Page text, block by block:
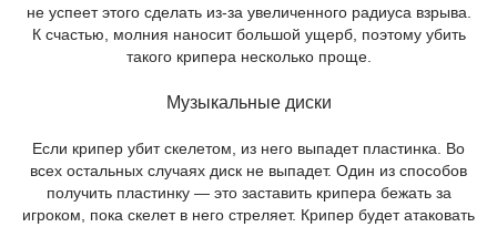
не успеет этого сделать из-за увеличенного радиуса взрыва.
К счастью, молния наносит большой ущерб, поэтому убить
такого крипера несколько проще.
Музыкальные диски
Если крипер убит скелетом, из него выпадет пластинка. Во
всех остальных случаях диск не выпадет. Один из способов
получить пластинку — это заставить крипера бежать за
игроком, пока скелет в него стреляет. Крипер будет атаковать